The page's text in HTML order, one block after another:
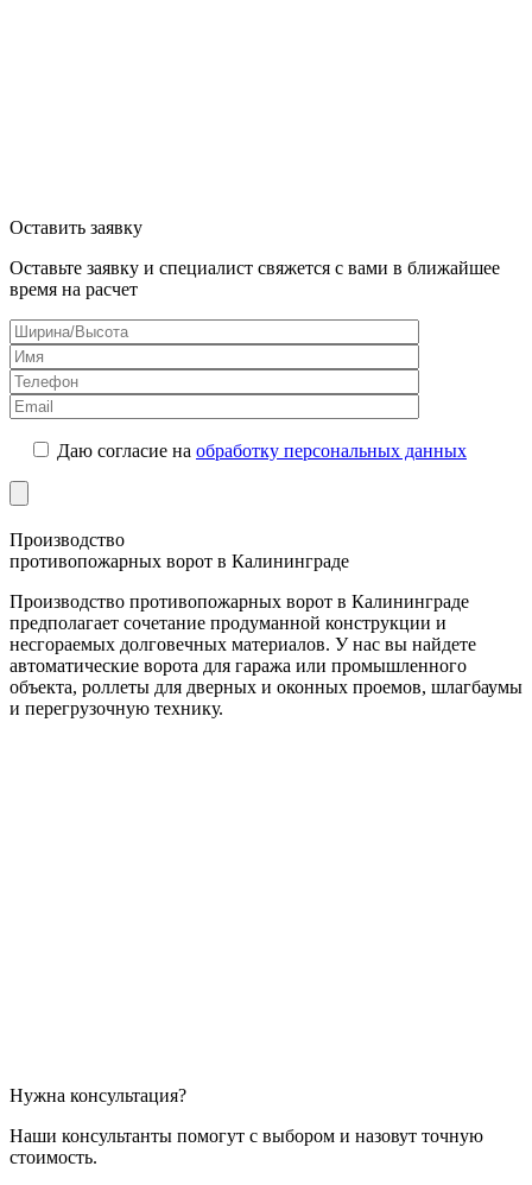
Оставить заявку
Оставьте заявку и специалист свяжется с вами в ближайшее
время на расчет
Даю согласие на обработку персональных данных
Производство
противопожарных ворот в Калининграде
Производство противопожарных ворот в Калининграде
предполагает сочетание продуманной конструкции и
несгораемых долговечных материалов. У нас вы найдете
автоматические ворота для гаража или промышленного
объекта, роллеты для дверных и оконных проемов, шлагбаумы
и перегрузочную технику.
Нужна консультация?
Наши консультанты помогут с выбором и назовут точную
стоимость.